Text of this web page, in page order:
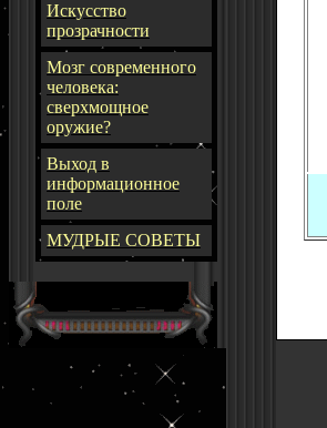
Искусство
прозрачности
Мозг современного
человека:
сверхмощное
оружие?
Выход в
информационное
поле
МУДРЫЕ СОВЕТЫ